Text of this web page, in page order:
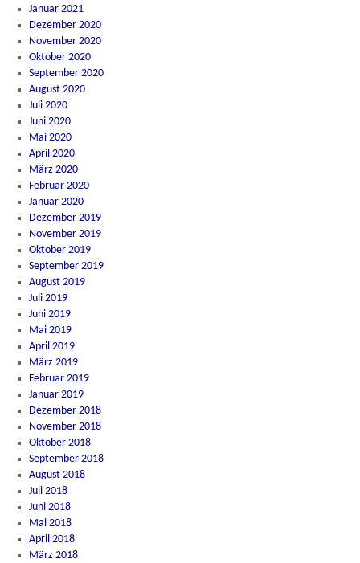
Januar 2021
Dezember 2020
November 2020
Oktober 2020
September 2020
August 2020
Juli 2020
Juni 2020
Mai 2020
April 2020
März 2020
Februar 2020
Januar 2020
Dezember 2019
November 2019
Oktober 2019
September 2019
August 2019
Juli 2019
Juni 2019
Mai 2019
April 2019
März 2019
Februar 2019
Januar 2019
Dezember 2018
November 2018
Oktober 2018
September 2018
August 2018
Juli 2018
Juni 2018
Mai 2018
April 2018
März 2018